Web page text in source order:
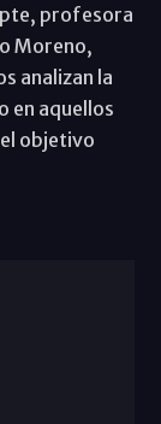
profesora
Moreno,
analizan la
en aquellos
objetivo